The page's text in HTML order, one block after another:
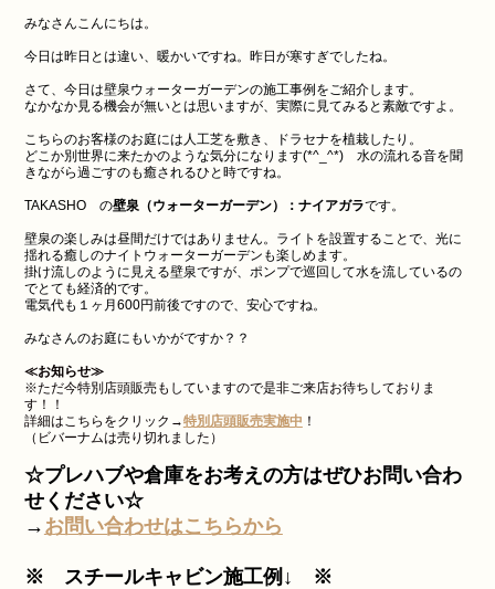
みなさんこんにちは。
今日は昨日とは違い、暖かいですね。昨日が寒すぎでしたね。
さて、今日は壁泉ウォーターガーデンの施工事例をご紹介します。
なかなか見る機会が無いとは思いますが、実際に見てみると素敵ですよ。
こちらのお客様のお庭には人工芝を敷き、ドラセナを植栽したり。
どこか別世界に来たかのような気分になります(*^_^*) 水の流れる音を聞
きながら過ごすのも癒されるひと時ですね。
TAKASHO の壁泉（ウォーターガーデン）：ナイアガラです。
壁泉の楽しみは昼間だけではありません。ライトを設置することで、光に
揺れる癒しのナイトウォーターガーデンも楽しめます。
掛け流しのように見える壁泉ですが、ポンプで巡回して水を流しているの
でとても経済的です。
電気代も１ヶ月600円前後ですので、安心ですね。
みなさんのお庭にもいかがですか？？
≪お知らせ≫
※ただ今特別店頭販売もしていますので是非ご来店お待ちしておりま
す！！
詳細はこちらをクリック→特別店頭販売実施中 ！
（ビバーナムは売り切れました）
☆プレハブや倉庫をお考えの方はぜひお問い合わ
せください☆
→ お問い合わせはこちらから
※ スチールキャビン施工例↓ ※